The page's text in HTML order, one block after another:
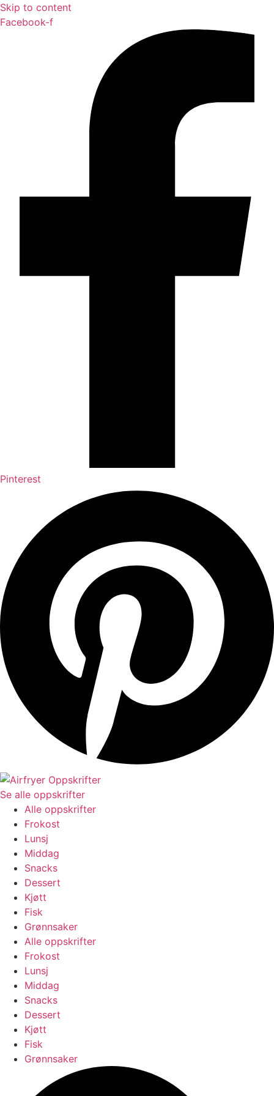
Skip to content
Facebook-f
Pinterest
Se alle oppskrifter
Alle oppskrifter
Frokost
Lunsj
Middag
Snacks
Dessert
Kjøtt
Fisk
Grønnsaker
Alle oppskrifter
Frokost
Lunsj
Middag
Snacks
Dessert
Kjøtt
Fisk
Grønnsaker